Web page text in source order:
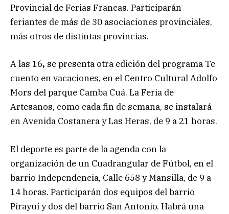
Provincial de Ferias Francas. Participarán
feriantes de más de 30 asociaciones provinciales,
más otros de distintas provincias.
A las 16, se presenta otra edición del programa Te
cuento en vacaciones, en el Centro Cultural Adolfo
Mors del parque Camba Cuá. La Feria de
Artesanos, como cada fin de semana, se instalará
en Avenida Costanera y Las Heras, de 9 a 21 horas.
El deporte es parte de la agenda con la
organización de un Cuadrangular de Fútbol, en el
barrio Independencia, Calle 658 y Mansilla, de 9 a
14 horas. Participarán dos equipos del barrio
Pirayuí y dos del barrio San Antonio. Habrá una